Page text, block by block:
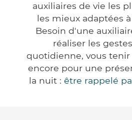
auxiliaires de vie les
les mieux adaptées
Besoin d'une
réaliser les
quotidienne, vous
encore pour une
la nuit : être rappelé